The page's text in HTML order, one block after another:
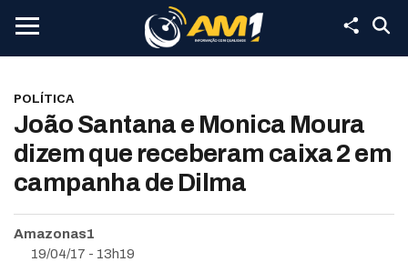
POLÍTICA
João Santana e Monica Moura
dizem que receberam caixa 2 em
campanha de Dilma
Amazonas1
19/04/17 - 13h19